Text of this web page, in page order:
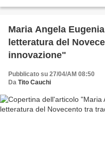
Maria Angela
letteratura del
innovazione"
Pubblicato su 27/04/AM 08:50
Da Tito Cauchi